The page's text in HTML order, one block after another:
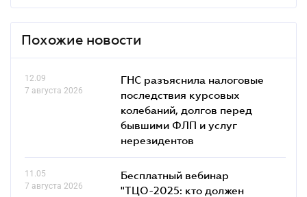
Похожие новости
12.09
7 августа 2026
ГНС разъяснила налоговые
последствия курсовых
колебаний, долгов перед
бывшими ФЛП и услуг
нерезидентов
11.05
7 августа 2026
Бесплатный вебинар
"ТЦО-2025: кто должен